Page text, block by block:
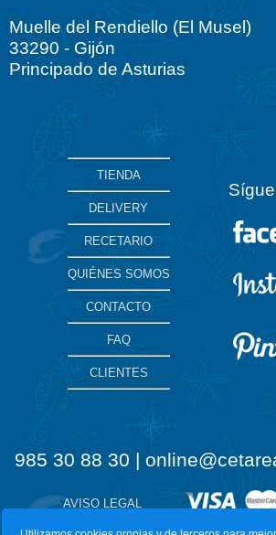
Muelle del Rendiello (El Musel)
33290 - Gijón
Principado de Asturias
TIENDA
DELIVERY
RECETARIO
QUIÉNES SOMOS
CONTACTO
FAQ
CLIENTES
985 30 88 30 |
AVISO LEGAL